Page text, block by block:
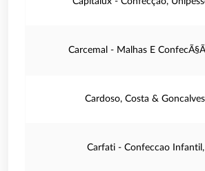
Carcemal - Malhas E
Cardoso, Costa &
Carfati - Confeccao Infantil,